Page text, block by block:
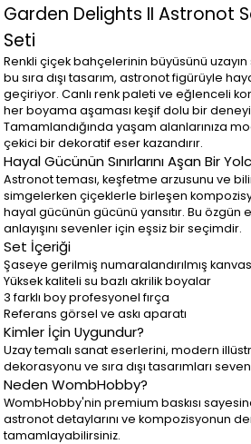
Garden Delights II Astronot
Seti
Renkli çiçek bahçelerinin büyüsünü
bu sıra dışı tasarım, astronot figürüyle
geçiriyor. Canlı renk paleti ve eğlenceli
her boyama aşaması keşif dolu bir
Tamamlandığında yaşam alanlarınıza
çekici bir dekoratif eser kazandırır.
Hayal Gücünün Sınırlarını Aşan Bir
Astronot teması, keşfetme arzusunu ve
simgelerken çiçeklerle birleşen
hayal gücünün gücünü yansıtır. Bu
anlayışını sevenler için eşsiz bir seçimdir.
Set İçeriği
Şaseye gerilmiş numaralandırılmış
Yüksek kaliteli su bazlı akrilik boyalar
3 farklı boy profesyonel fırça
Referans görsel ve askı aparatı
Kimler İçin Uygundur?
Uzay temalı sanat eserlerini, modern
dekorasyonu ve sıra dışı tasarımları
Neden WombHobby?
WombHobby'nin premium baskısı
astronot detaylarını ve kompozisyonun
tamamlayabilirsiniz.